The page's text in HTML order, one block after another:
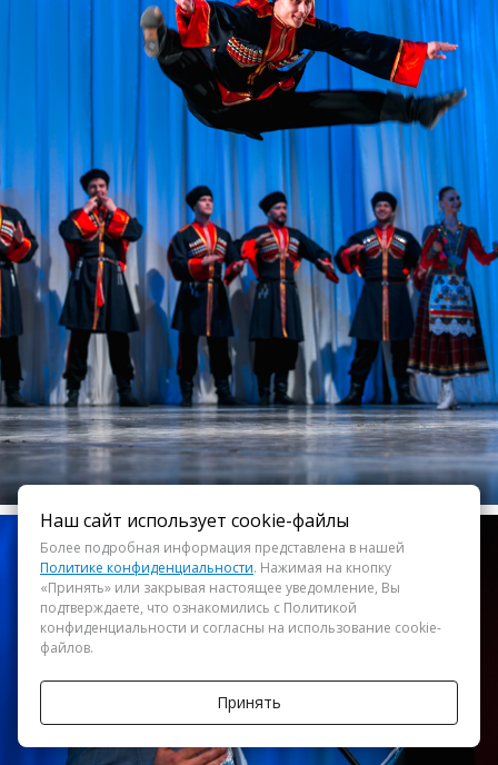
Наш сайт использует cookie-файлы
Более подробная информация представлена в нашей
Политике конфиденциальности. Нажимая на кнопку
«Принять» или закрывая настоящее уведомление, Вы
подтверждаете, что ознакомились с Политикой
конфиденциальности и согласны на использование cookie-
файлов.
Принять